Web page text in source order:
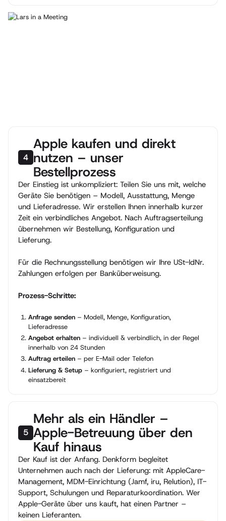
4
Apple kaufen und direkt
nutzen – unser
Bestellprozess
Der Einstieg ist unkompliziert: Teilen Sie uns mit, welche
Geräte Sie benötigen – Modell, Ausstattung, Menge
und Lieferadresse. Wir erstellen Ihnen innerhalb kurzer
Zeit ein verbindliches Angebot. Nach Auftragserteilung
übernehmen wir Bestellung, Konfiguration und
Lieferung.
Für die Rechnungsstellung benötigen wir Ihre USt-IdNr.
Zahlungen erfolgen per Banküberweisung.
Prozess-Schritte:
Anfrage senden– Modell, Menge, Konfiguration,
Lieferadresse
Angebot erhalten– individuell & verbindlich, in der Regel
innerhalb von 24 Stunden
Auftrag erteilen– per E-Mail oder Telefon
Lieferung & Setup– konfiguriert, registriert und
einsatzbereit
5
Mehr als ein Händler –
Apple-Betreuung über den
Kauf hinaus
Der Kauf ist der Anfang. Denkform begleitet
Unternehmen auch nach der Lieferung: mit AppleCare-
Management, MDM-Einrichtung (Jamf, iru, Relution), IT-
Support, Schulungen und Reparaturkoordination. Wer
Apple-Geräte über uns kauft, hat einen Partner –
keinen Lieferanten.